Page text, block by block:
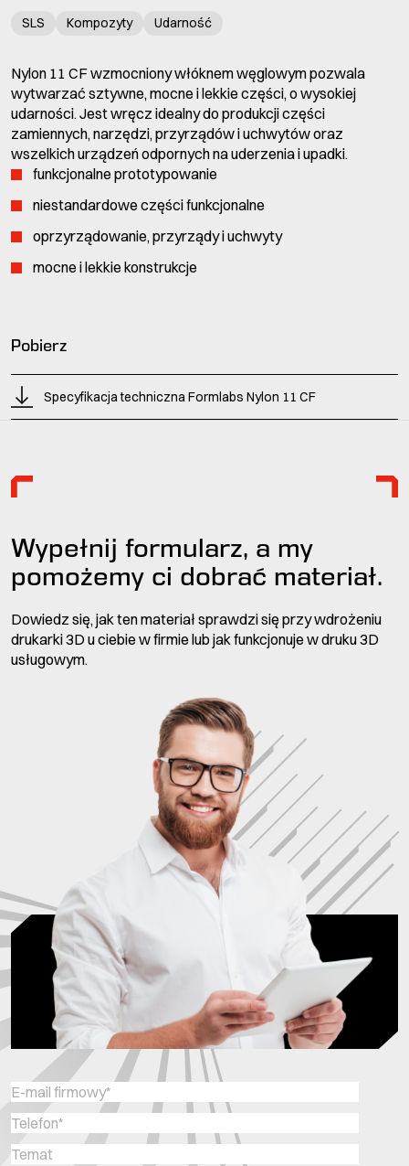
SLS Kompozyty Udarność
Nylon 11 CF wzmocniony włóknem węglowym pozwala
wytwarzać sztywne, mocne i lekkie części, o wysokiej
udarności. Jest wręcz idealny do produkcji części
zamiennych, narzędzi, przyrządów i uchwytów oraz
wszelkich urządzeń odpornych na uderzenia i upadki.
funkcjonalne prototypowanie
niestandardowe części funkcjonalne
oprzyrządowanie, przyrządy i uchwyty
mocne i lekkie konstrukcje
Pobierz
Specyfikacja techniczna Formlabs Nylon 11 CF
Wypełnij formularz, a my
pomożemy ci dobrać materiał.
Dowiedz się, jak ten materiał sprawdzi się przy wdrożeniu
drukarki 3D u ciebie w firmie lub jak funkcjonuje w druku 3D
usługowym.